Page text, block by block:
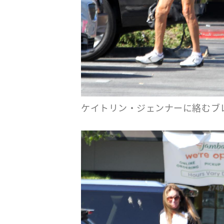
ケイトリン・ジェンナーに絡むブ